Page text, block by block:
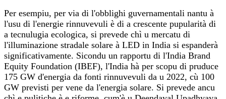
Per esempiu, per via di l'obblighi guvernamentali nantu à
l'usu di l'energie rinnuvevuli è di a crescente pupularità di
a tecnulugia ecologica, si prevede chì u mercatu di
l'illuminazione stradale solare à LED in India si espanderà
significativamente. Sicondu un rapportu di l'India Brand
Equity Foundation (IBEF), l'India hà per scopu di pruduce
175 GW d'energia da fonti rinnuvevuli da u 2022, cù 100
GW previsti per vene da l'energia solare. Si prevede ancu